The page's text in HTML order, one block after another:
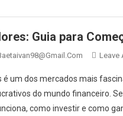
Guia para
Leave
é um dos mercados mais
do mundo financeiro.
como investir e como